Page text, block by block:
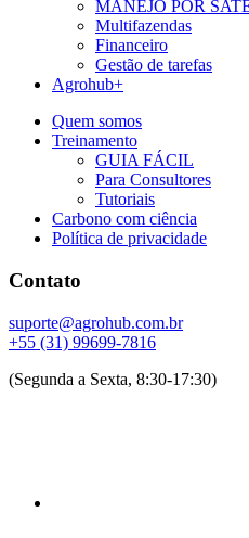
MANEJO POR
Multifazendas
Financeiro
Gestão de tarefas
Agrohub+
Quem somos
Treinamento
GUIA FÁCIL
Para Consultores
Tutoriais
Carbono com ciência
Política de privacidade
Contato
suporte@agrohub.com.br
+55 (31) 99699-7816
(Segunda a Sexta, 8:30-17:30)